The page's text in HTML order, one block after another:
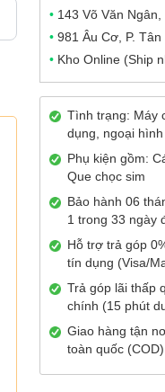
• 143 Võ Văn
• 981 Âu Cơ, P.
• Kho Online (Ship
Tình trạng: Máy
dụng, ngoại
Phụ kiện gồm:
Que chọc sim
Bảo hành 06
1 trong 33 ngày
Hỗ trợ trả góp
tín dụng (Visa/
Trả góp lãi thấp
chính (15 phút
Giao hàng tận
toàn quốc (COD)